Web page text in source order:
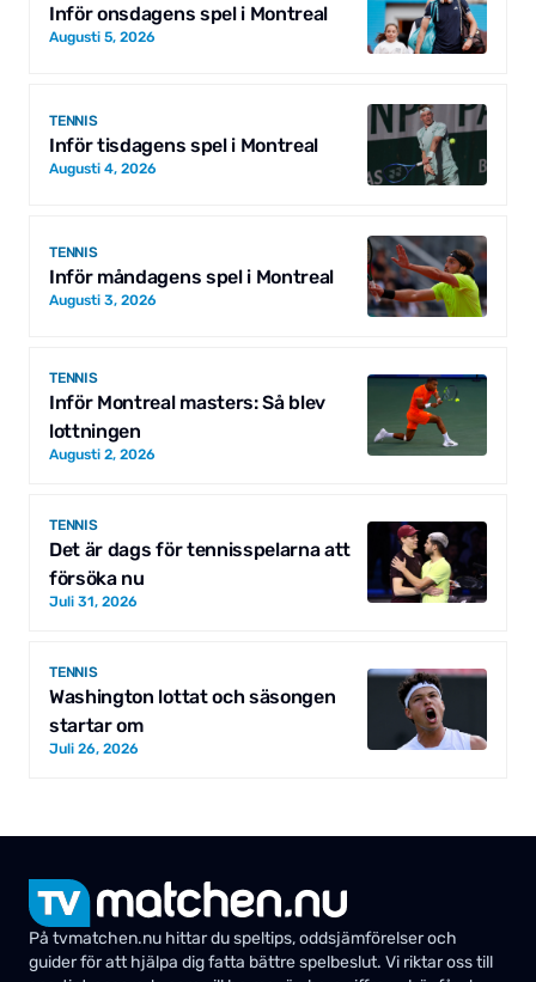
Inför onsdagens spel i Montreal
Augusti 5, 2026
TENNIS
Inför tisdagens spel i Montreal
Augusti 4, 2026
TENNIS
Inför måndagens spel i Montreal
Augusti 3, 2026
TENNIS
Inför Montreal masters: Så blev
lottningen
Augusti 2, 2026
TENNIS
Det är dags för tennisspelarna att
försöka nu
Juli 31, 2026
TENNIS
Washington lottat och säsongen
startar om
Juli 26, 2026
På tvmatchen.nu hittar du speltips, oddsjämförelser och
guider för att hjälpa dig fatta bättre spelbeslut. Vi riktar oss till